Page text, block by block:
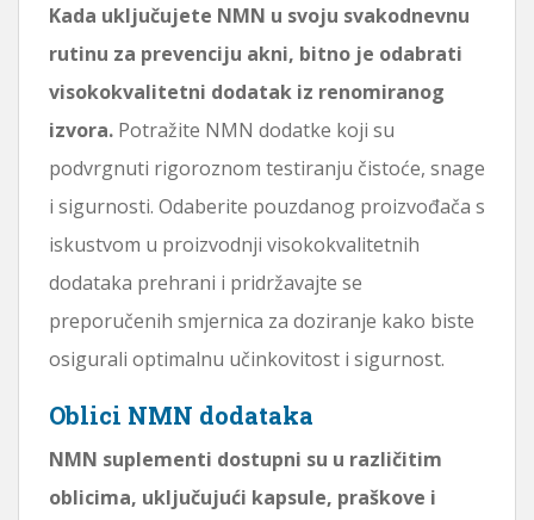
Kada uključujete NMN u svoju svakodnevnu
rutinu za prevenciju akni, bitno je odabrati
visokokvalitetni dodatak iz renomiranog
izvora. Potražite NMN dodatke koji su
podvrgnuti rigoroznom testiranju čistoće, snage
i sigurnosti. Odaberite pouzdanog proizvođača s
iskustvom u proizvodnji visokokvalitetnih
dodataka prehrani i pridržavajte se
preporučenih smjernica za doziranje kako biste
osigurali optimalnu učinkovitost i sigurnost.
Oblici NMN dodataka
NMN suplementi dostupni su u različitim
oblicima, uključujući kapsule, praškove i